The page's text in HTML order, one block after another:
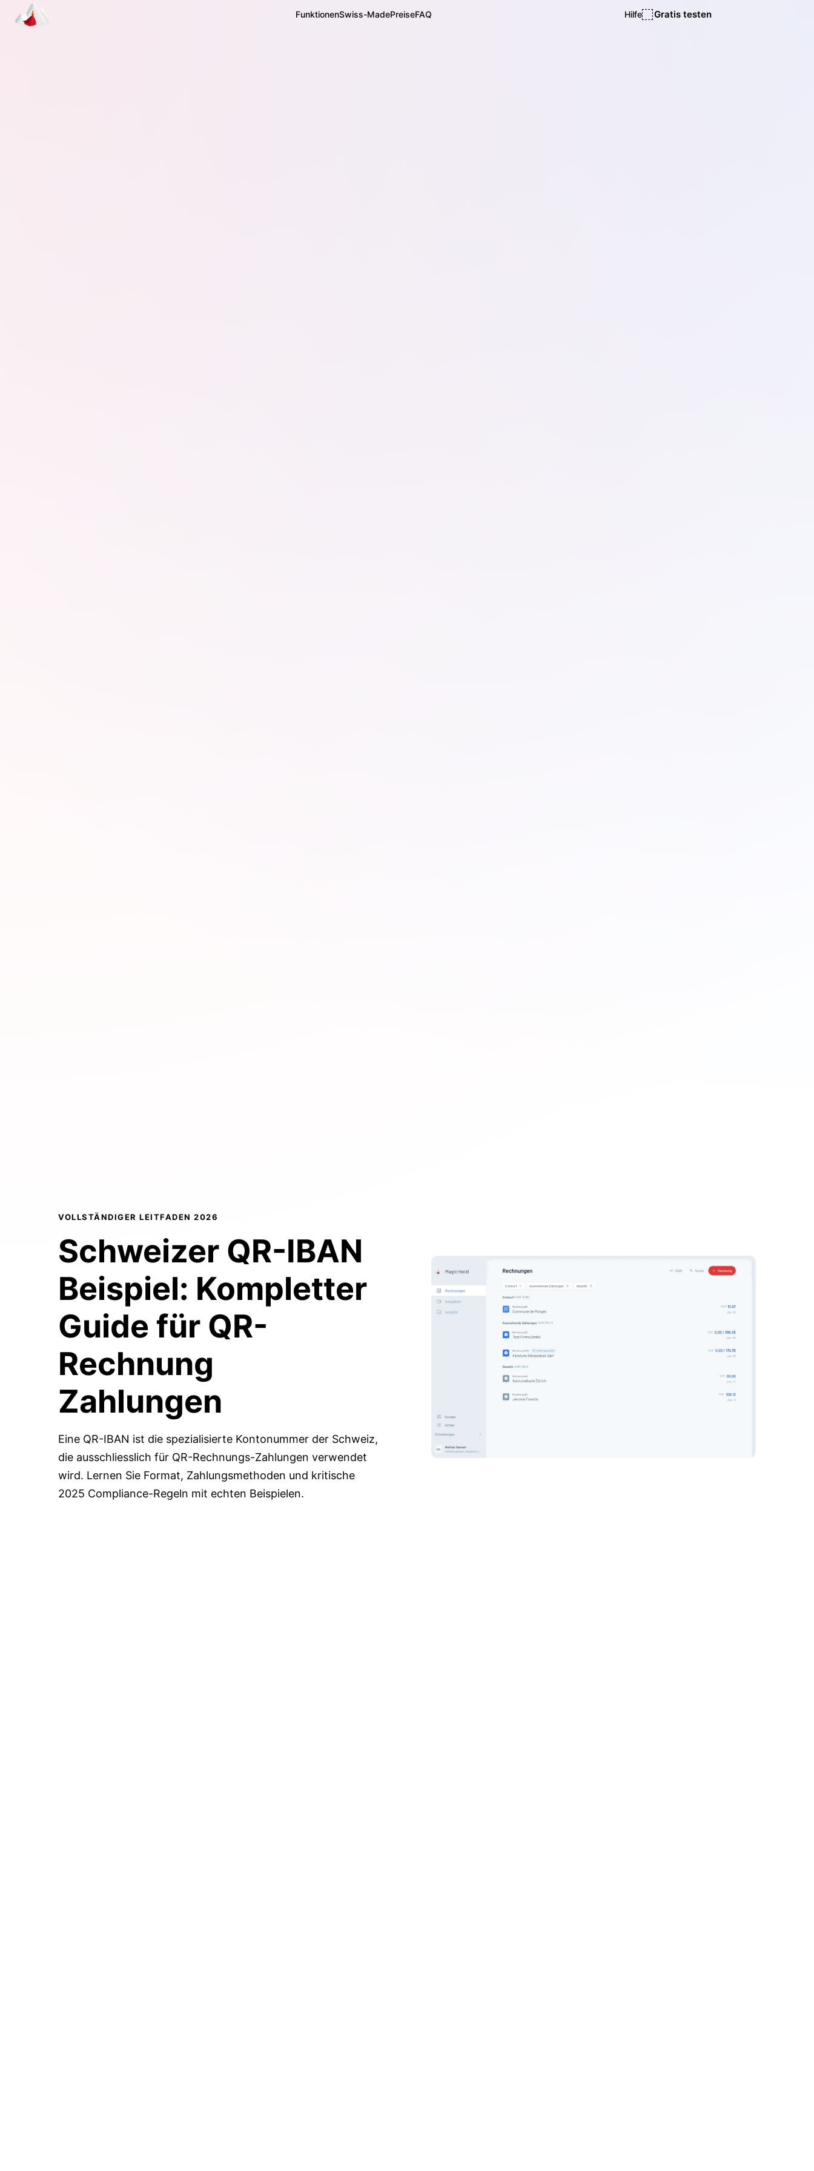
FunktionenSwiss-MadePreiseFAQ Hilfe Gratis testen
VOLLSTÄNDIGER LEITFADEN 2026
Schweizer QR-IBAN
Beispiel: Kompletter
Guide für QR-
Rechnung
Zahlungen
Eine QR-IBAN ist die spezialisierte Kontonummer der Schweiz,
die ausschliesslich für QR-Rechnungs-Zahlungen verwendet
wird. Lernen Sie Format, Zahlungsmethoden und kritische
2025 Compliance-Regeln mit echten Beispielen.